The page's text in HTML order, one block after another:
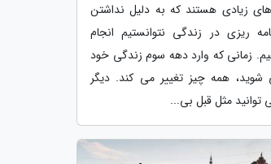
زیادی هستند که به دلیل نداشتن
ریزی در زندگی نتوانستیم انجام
زمانی که وارد دهه سوم زندگی خود
شوید، همه چیز تغییر می کند. دیگر
توانید مثل قبل بی...